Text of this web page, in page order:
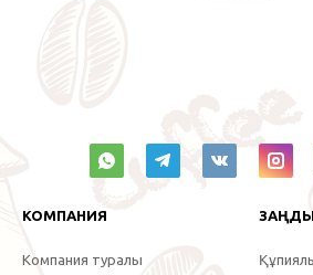
КОМПАНИЯ
Компания туралы